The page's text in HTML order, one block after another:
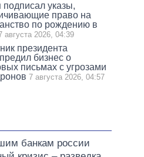
указы,
право на
по рождению в
августа 2026, 04:39
президента
бизнес о
письмах с угрозами
7 августа 2026, 04:57
банкам россии